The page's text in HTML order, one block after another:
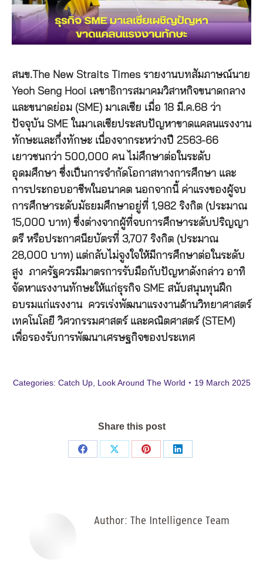
สนข.The New Straits Times รายงานบทสัมภาษณ์นาย
Yeoh Seng Hooi เลขาธิการสมาคมวิสาหกิจขนาดกลาง
และขนาดย่อม (SME) มาเลเซีย เมื่อ 18 มี.ค.68 ว่า
ปัจจุบัน SME ในมาเลเซียประสบปัญหาขาดแคลนแรงงาน
ทักษะและกึ่งทักษะ เนื่องจากระหว่างปี 2563-66
เยาวชนกว่า 500,000 คน ไม่ศึกษาต่อในระดับ
อุดมศึกษา ซึ่งเป็นการจำกัดโอกาสทางการศึกษา และ
การประกอบอาชีพในอนาคต นอกจากนี้ ค่าแรงของผู้จบ
การศึกษาระดับมัธยมศึกษาอยู่ที่ 1,982 ริงกิต (ประมาณ
15,000 บาท) ซึ่งต่างจากผู้ที่จบการศึกษาระดับปริญญา
ตรี หรือประกาศนียบัตรที่ 3,707 ริงกิต (ประมาณ
28,000 บาท) แต่กลับไม่จูงใจให้มีการศึกษาต่อในระดับ
สูง ภาครัฐควรมีมาตรการรับมือกับปัญหาดังกล่าว อาทิ
จัดหาแรงงานทักษะให้แก่ธุรกิจ SME สนับสนุนทุนฝึก
อบรมแก่แรงงาน ควรเร่งพัฒนาแรงงานด้านวิทยาศาสตร์
เทคโนโลยี วิศวกรรมศาสตร์ และคณิตศาสตร์ (STEM)
เพื่อรองรับการพัฒนาเศรษฐกิจของประเทศ
Categories: Catch Up, Look Around The World 19 March 2025
Share this post
Share
Share
Share
Share
Author: The Intelligence Team